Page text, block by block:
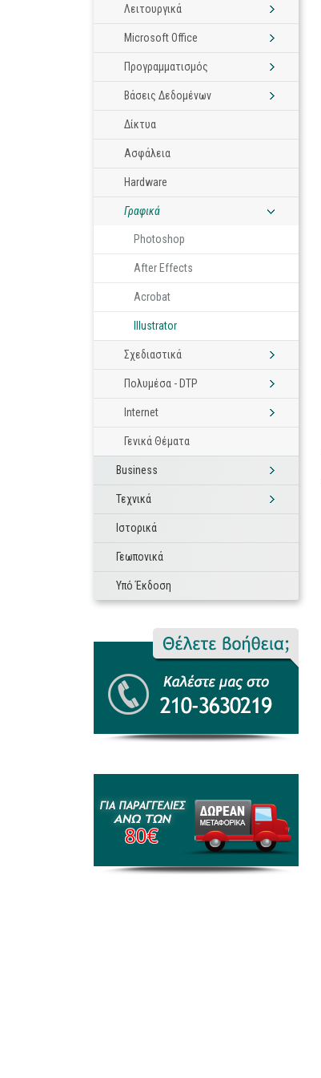
Λειτουργικά
Microsoft Office
Προγραμματισμός
Βάσεις Δεδομένων
Δίκτυα
Ασφάλεια
Hardware
Γραφικά
Photoshop
After Effects
Acrobat
Illustrator
Σχεδιαστικά
Πολυμέσα - DTP
Internet
Γενικά Θέματα
Business
Τεχνικά
Ιστορικά
Γεωπονικά
Υπό Έκδοση